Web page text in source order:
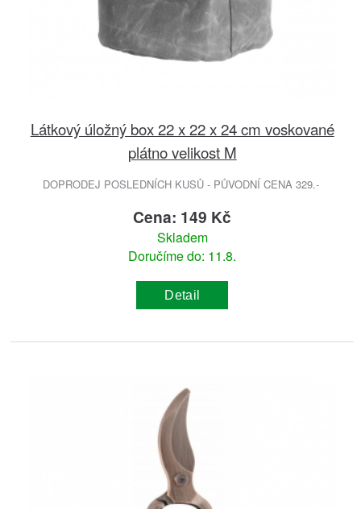
Látkový úložný box 22 x 22 x 24 cm voskované
plátno velikost M
DOPRODEJ POSLEDNÍCH KUSŮ - PŮVODNÍ CENA 329.-
Cena: 149 Kč
Skladem
Doručíme do: 11.8.
Detail